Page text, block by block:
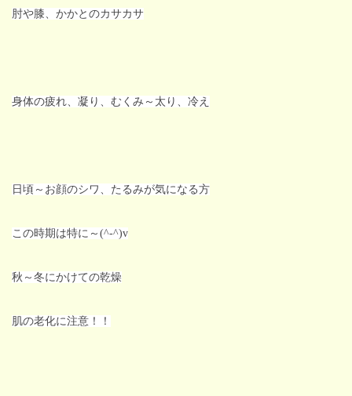
肘や膝、かかとのカサカサ
身体の疲れ、凝り、むくみ～太り、冷え
日頃～お顔のシワ、たるみが気になる方
この時期は特に～(^-^)v
秋～冬にかけての乾燥
肌の老化に注意！！